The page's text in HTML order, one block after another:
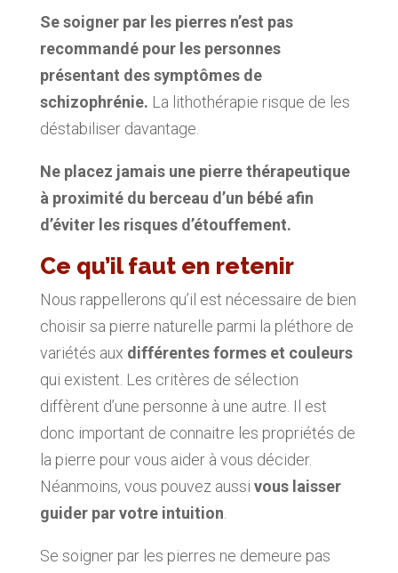
Se soigner par les pierres n’est pas
recommandé pour les personnes
présentant des symptômes de
schizophrénie. La lithothérapie risque de les
déstabiliser davantage.
Ne placez jamais une pierre thérapeutique
à proximité du berceau d’un bébé afin
d’éviter les risques d’étouffement.
Ce qu’il faut en retenir
Nous rappellerons qu’il est nécessaire de bien
choisir sa pierre naturelle parmi la pléthore de
variétés aux différentes formes et couleurs
qui existent. Les critères de sélection
diffèrent d’une personne à une autre. Il est
donc important de connaitre les propriétés de
la pierre pour vous aider à vous décider.
Néanmoins, vous pouvez aussi vous laisser
guider par votre intuition.
Se soigner par les pierres ne demeure pas